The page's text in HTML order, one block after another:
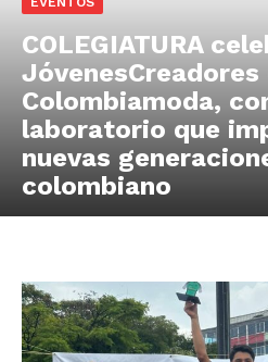
COLEGIATURA
JóvenesCreadores
Colombiamoda,
laboratorio que
nuevas
colombiano